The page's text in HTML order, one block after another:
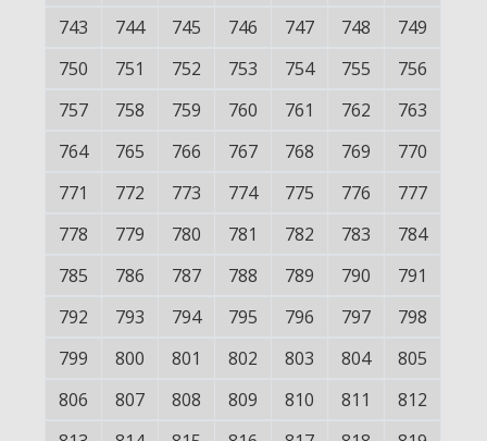
743
744 745 746 747 748
749
750
751 752 753 754 755
756
757
758 759 760 761 762
763
764
765 766 767 768 769
770
771
772 773 774 775 776
777
778
779 780 781 782 783
784
785
786 787 788 789 790
791
792
793 794 795 796 797
798
799
800 801 802 803 804
805
806
807 808 809 810 811
812